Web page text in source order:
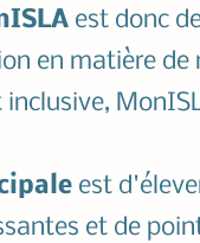
est donc
en matière
inclusive,
est
et de